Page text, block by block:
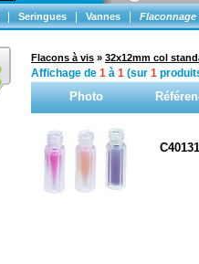
Seringues Vannes Flaconnage
Flacons à vis » 32x12mm col
Affichage de 1 à 1 (sur 1
Photo